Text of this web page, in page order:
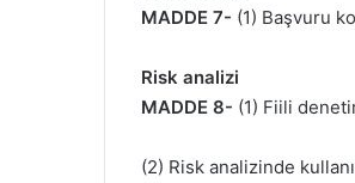
MADDE 7- (1) Başvuru
Risk analizi
MADDE 8- (1) Fiili
(2) Risk analizinde